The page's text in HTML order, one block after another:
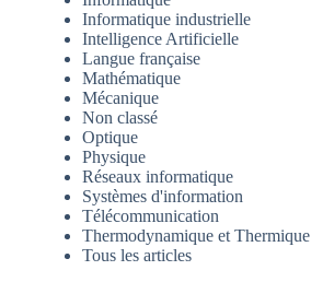
Informatique industrielle
Intelligence Artificielle
Langue française
Mathématique
Mécanique
Non classé
Optique
Physique
Réseaux informatique
Systèmes d'information
Télécommunication
Thermodynamique et Thermique
Tous les articles